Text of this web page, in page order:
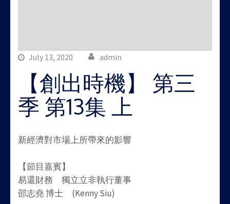
July 13, 2020 admin
【創出時機】 第三
季 第13集 上
新經濟對市場上所帶來的影響
【節目嘉賓】
易還財務 獨立立非執行董事
邵志堯 博士 (Kenny Siu)